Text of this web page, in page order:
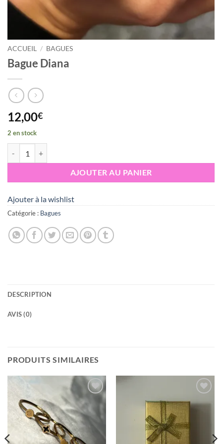
ACCUEIL / BAGUES
Bague Diana
12,00€
2 en stock
AJOUTER AU PANIER
Ajouter à la wishlist
Catégorie : Bagues
DESCRIPTION
AVIS (0)
PRODUITS SIMILAIRES
Ajouter
wishlist
Ajouter